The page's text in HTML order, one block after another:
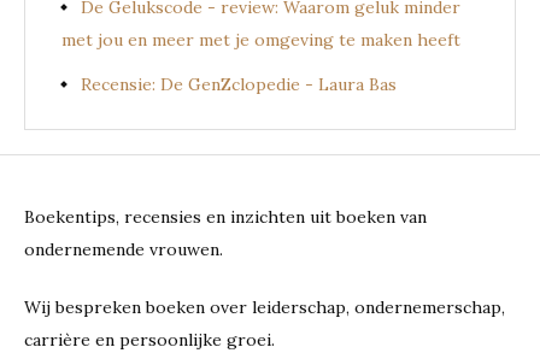
De Gelukscode - review: Waarom geluk minder
met jou en meer met je omgeving te maken heeft
Recensie: De GenZclopedie - Laura Bas
Boekentips, recensies en inzichten uit boeken van
ondernemende vrouwen.
Wij bespreken boeken over leiderschap, ondernemerschap,
carrière en persoonlijke groei.